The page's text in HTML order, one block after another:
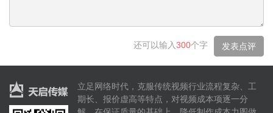
但到后来才发现
一直在你身边陪伴的事物
还可以输入300个字 发表点评
立足网络时代，克服传统视频行业流程复杂、工
期长、报价虚高等特点，对视频成本项逐一分